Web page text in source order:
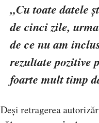
„Cu toate datele
de cinci zile,
de ce nu am
rezultate pozitive
foarte mult timp
Deși retragerea